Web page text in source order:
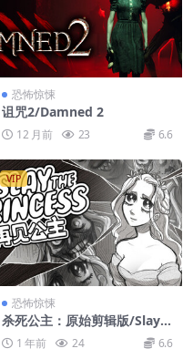
恐怖惊悚
诅咒2/Damned 2
12 月前 23 6.6
VIP
恐怖惊悚
杀死公主：原始剪辑版/Slay t
he Princess — The Pristine
Cut1 年前 24 6.6